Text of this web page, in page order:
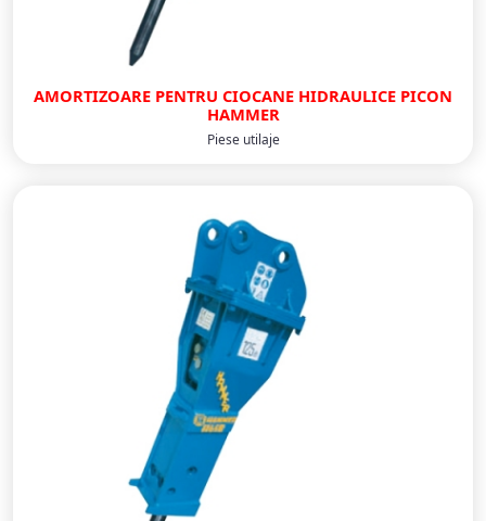
AMORTIZOARE PENTRU CIOCANE HIDRAULICE PICON
HAMMER
Piese utilaje